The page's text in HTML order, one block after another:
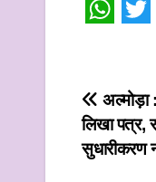
a
t
s
i
t
t
Post
अल्मोड़ा
लिखा पत्र,
सुधारीकरण